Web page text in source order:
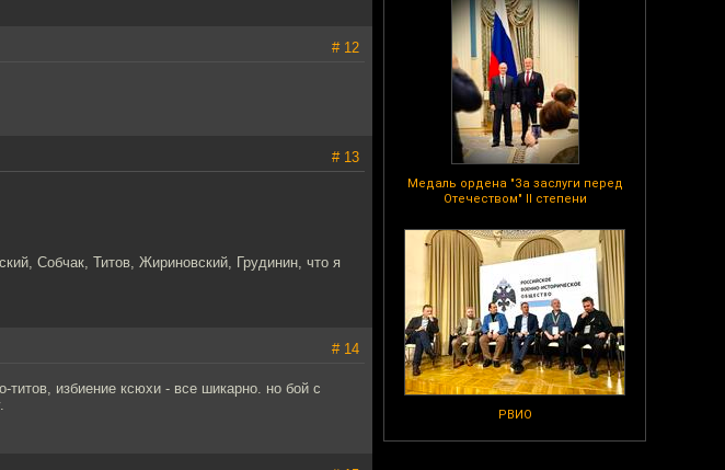
Медаль ордена "За заслуги перед
Отечеством" II степени
РВИО
# 12
# 13
Собчак, Титов, Жириновский, Грудинин, что я
# 14
титов, избиение ксюхи - все шикарно. но бой с